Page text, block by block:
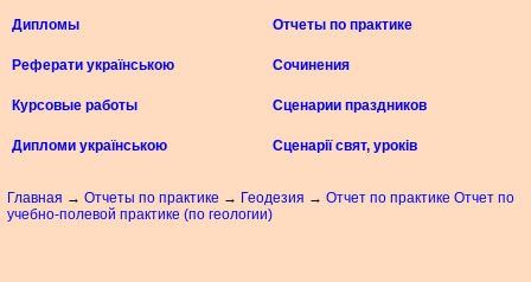
Дипломы Отчеты по практике
Реферати українською Сочинения
Курсовые работы Сценарии праздников
Дипломи українською Сценарії свят, уроків
Главная → Отчеты по практике → Геодезия → Отчет по практике Отчет по
учебно-полевой практике (по геологии)